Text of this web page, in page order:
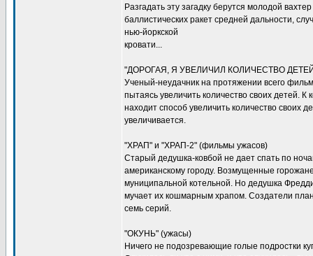
Разгадать эту загадку берутся молодой
баллистических ракет средней дальности,
нью-йоркской
кровати...
"ДОРОГАЯ, Я УВЕЛИЧИЛ КОЛИЧЕСТВО ДЕТЕЙ"
Ученый-неудачник на протяжении всего
пытаясь увеличить количество своих детей.
находит способ увеличить количество своих
увеличивается.
"ХРАП" и "ХРАП-2" (фильмы ужасов)
Старый дедушка-ковбой не дает спать по
американскому городу. Возмущенные
муниципальной котельной. Но дедушка
мучает их кошмарным храпом. Создатели
семь серий.
"ОКУНЬ" (ужасы)
Ничего не подозревающие голые подростки